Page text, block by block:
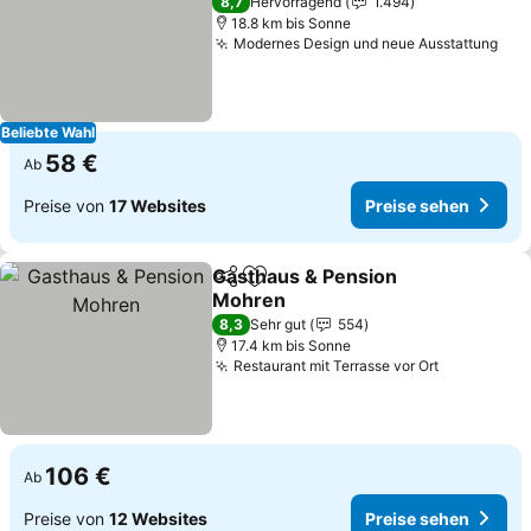
Beliebte Wahl
18.8 km bis Sonne
Modernes Design und neue Ausstattung
Ab 58 €
Preise von 17 Websites Preise sehen
TeilenZu Favoriten hinzufügen
Gasthaus & Pension
Mohren
Preise sehen
8,3 Sehr gut
554
17.4 km bis Sonne
Restaurant mit Terrasse vor OrtPreise
Ab 106 €
Preise von 12 Websites Preise sehen